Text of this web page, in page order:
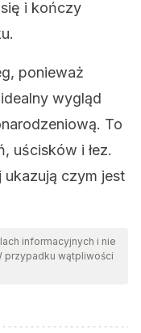
i kończy
ponieważ
wygląd
To
uścisków i łez.
ukazują czym jest
informacyjnych i nie
przypadku wątpliwości